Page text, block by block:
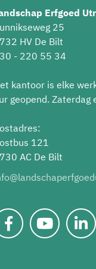
Erfgoed
25
HV De Bilt
- 220 55 34
kantoor is elke
geopend. Zaterdag
121
AC De Bilt